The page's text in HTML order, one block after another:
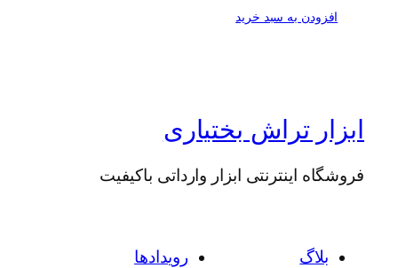
افزودن به سبد خرید
ابزار تراش بختیاری
فروشگاه اینترنتی ابزار وارداتی باکیفیت
بلاگ
رویدادها